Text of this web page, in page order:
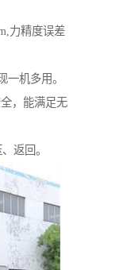
力精度误差
一机多用。
，能满足无
返回。